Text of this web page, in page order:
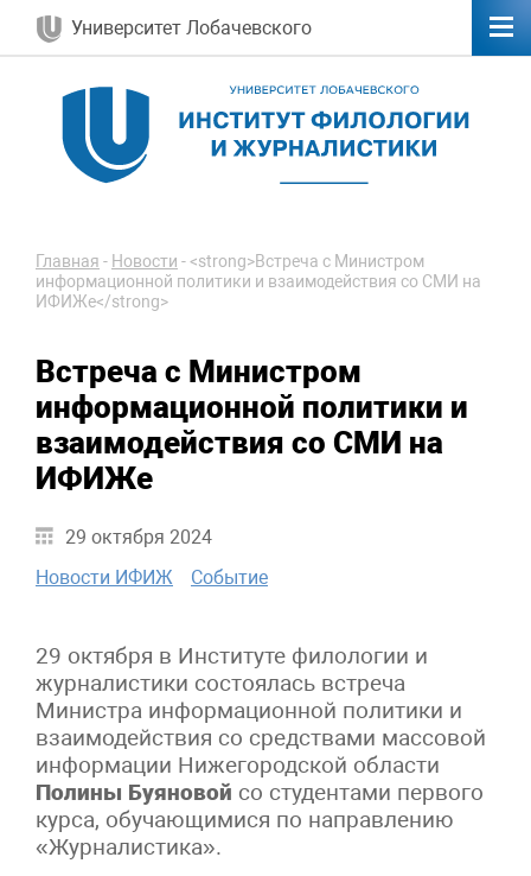
Университет Лобачевского
Главная - Новости -<strong>Встреча с Министром
информационной политики и взаимодействия со СМИ на
ИФИЖе</strong>
Встреча с Министром
информационной политики и
взаимодействия со СМИ на
ИФИЖе
29 октября 2024
Новости ИФИЖ
Событие
29 октября в Институте филологии и
журналистики состоялась встреча
Министра информационной политики и
взаимодействия со средствами массовой
информации Нижегородской области
Полины Буяновой со студентами первого
курса, обучающимися по направлению
«Журналистика».